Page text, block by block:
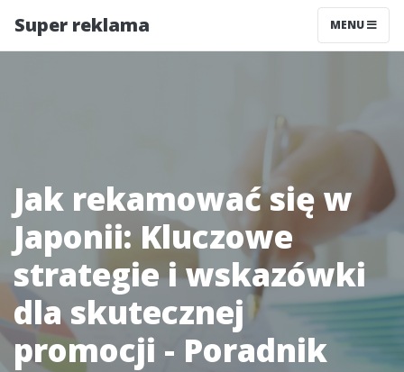
Super reklama MENU
Jak rekamować się w
Japonii: Kluczowe
strategie i wskazówki
dla skutecznej
promocji - Poradnik